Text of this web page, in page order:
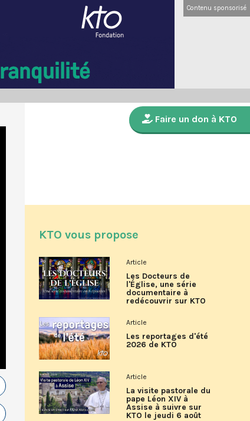
Contenu sponsorisé
Faire un don à KTO
KTO vous propose
Article
Les Docteurs de
l'Église, une série
documentaire à
redécouvrir sur KTO
Article
Les reportages d'été
2026 de KTO
Article
La visite pastorale du
pape Léon XIV à
Assise à suivre sur
KTO le jeudi 6 août